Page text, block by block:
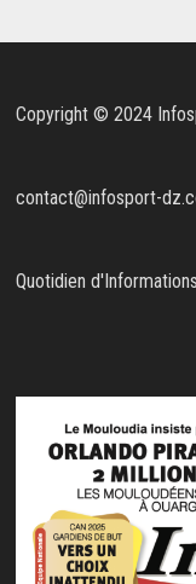
Copyright © 2024
contact@infosport-
Quotidien